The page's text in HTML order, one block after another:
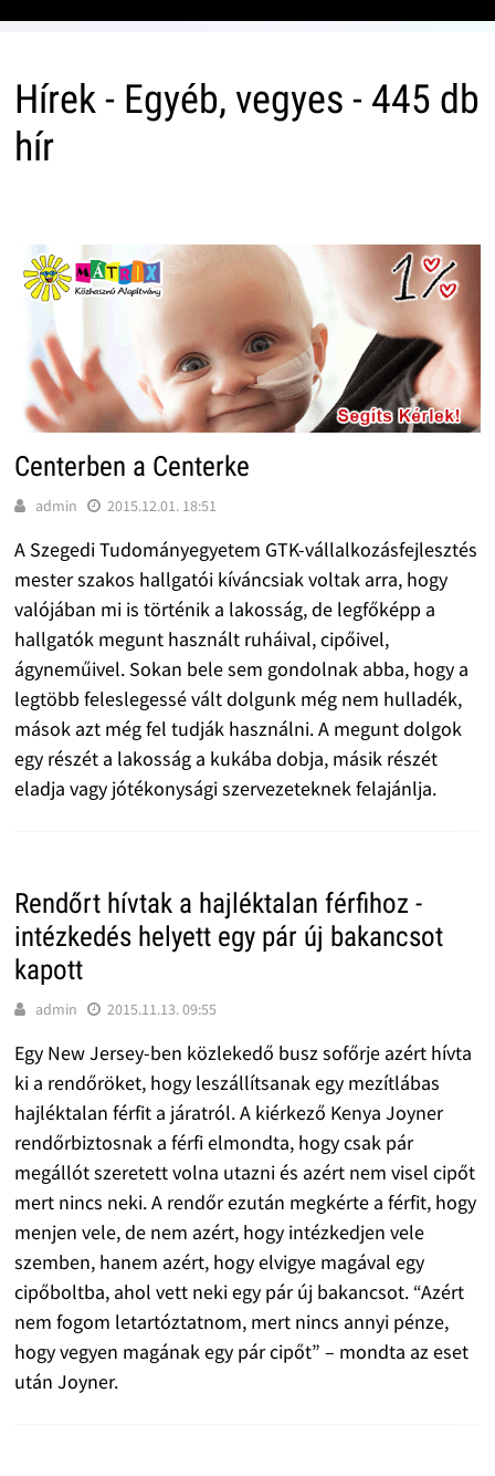
Hírek - Egyéb, vegyes - 445 db
hír
Centerben a Centerke
admin 2015.12.01. 18:51
A Szegedi Tudományegyetem GTK-vállalkozásfejlesztés
mester szakos hallgatói kíváncsiak voltak arra, hogy
valójában mi is történik a lakosság, de legfőképp a
hallgatók megunt használt ruháival, cipőivel,
ágyneműivel. Sokan bele sem gondolnak abba, hogy a
legtöbb feleslegessé vált dolgunk még nem hulladék,
mások azt még fel tudják használni. A megunt dolgok
egy részét a lakosság a kukába dobja, másik részét
eladja vagy jótékonysági szervezeteknek felajánlja.
Rendőrt hívtak a hajléktalan férfihoz -
intézkedés helyett egy pár új bakancsot
kapott
admin 2015.11.13. 09:55
Egy New Jersey-ben közlekedő busz sofőrje azért hívta
ki a rendőröket, hogy leszállítsanak egy mezítlábas
hajléktalan férfit a járatról. A kiérkező Kenya Joyner
rendőrbiztosnak a férfi elmondta, hogy csak pár
megállót szeretett volna utazni és azért nem visel cipőt
mert nincs neki. A rendőr ezután megkérte a férfit, hogy
menjen vele, de nem azért, hogy intézkedjen vele
szemben, hanem azért, hogy elvigye magával egy
cipőboltba, ahol vett neki egy pár új bakancsot. “Azért
nem fogom letartóztatnom, mert nincs annyi pénze,
hogy vegyen magának egy pár cipőt” – mondta az eset
után Joyner.